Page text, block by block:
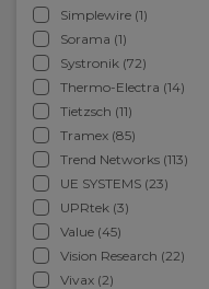
Simplewire (1)
Sorama (1)
Systronik (72)
Thermo-Electra (14)
Tietzsch (11)
Tramex (85)
Trend Networks (113)
UE SYSTEMS (23)
UPRtek (3)
Value (45)
Vision Research (22)
Vivax (2)